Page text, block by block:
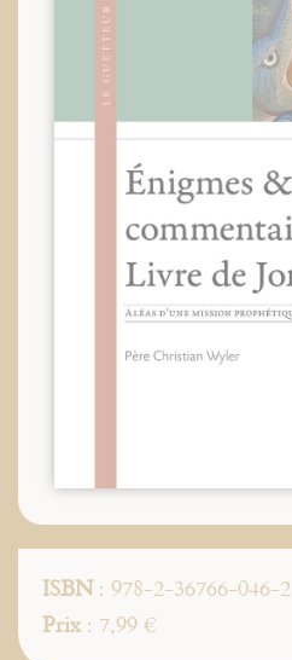
ISBN: 978-2-36766-046-2
Prix: 7,99 €